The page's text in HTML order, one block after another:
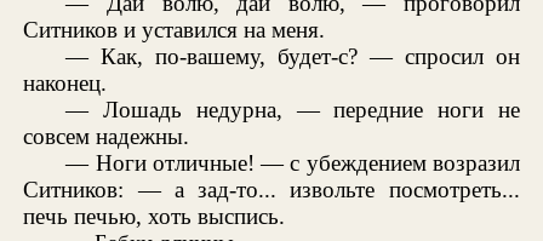
Ситников и уставился на меня.
— Как, по-вашему, будет-с? — спросил он
наконец.
— Лошадь недурна, — передние ноги не
совсем надежны.
— Ноги отличные! — с убеждением возразил
Ситников: — а зад-то... извольте посмотреть...
печь печью, хоть выспись.